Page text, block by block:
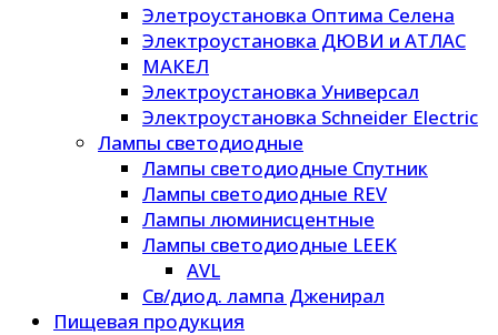
Элетроустановка Оптима Селена
Электроустановка ДЮВИ и АТЛАС
МАКЕЛ
Электроустановка Универсал
Электроустановка Schneider Electric
Лампы светодиодные
Лампы светодиодные Спутник
Лампы светодиодные REV
Лампы люминисцентные
Лампы светодиодные LEEK
AVL
Св/диод. лампа Дженирал
Пищевая продукция